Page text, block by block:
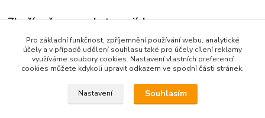
Zboží zařazeno v kategoriích
Pozemní příjem
Antény a příslušenství
Pro základní funkčnost, zpříjemnění používání webu, analytické
účely a v případě udělení souhlasu také pro účely cílení reklamy
využíváme soubory cookies. Nastavení vlastních preferencí
cookies můžete kdykoli upravit odkazem ve spodní části stránek.
Nastavení Souhlasím